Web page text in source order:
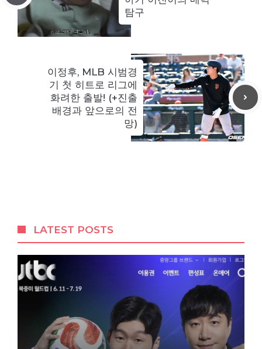
탐구
이정후, MLB 시범경
기 첫 히트로 리그에
화려한 출발! (+진출
배경과 앞으로의 전
망)
LATEST POSTS